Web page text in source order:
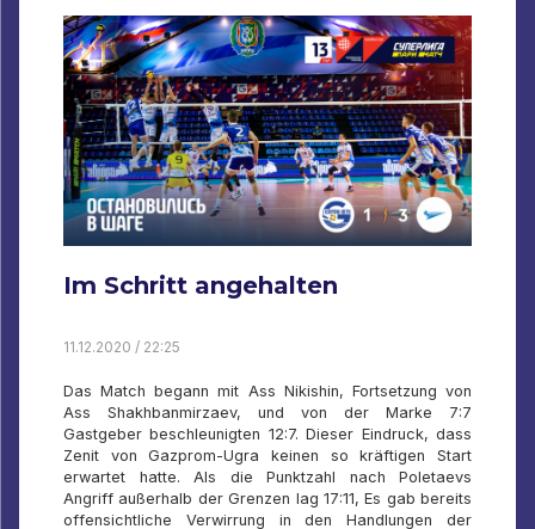
Im Schritt angehalten
11.12.2020 / 22:25
Das Match begann mit Ass Nikishin, Fortsetzung von
Ass Shakhbanmirzaev, und von der Marke 7:7
Gastgeber beschleunigten 12:7. Dieser Eindruck, dass
Zenit von Gazprom-Ugra keinen so kräftigen Start
erwartet hatte. Als die Punktzahl nach Poletaevs
Angriff außerhalb der Grenzen lag 17:11, Es gab bereits
offensichtliche Verwirrung in den Handlungen der